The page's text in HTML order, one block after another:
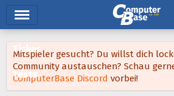
Ticker
Tests
Mitspieler gesucht? Du willst dich
Community austauschen? Schau
ComputerBase Discord vorbei!